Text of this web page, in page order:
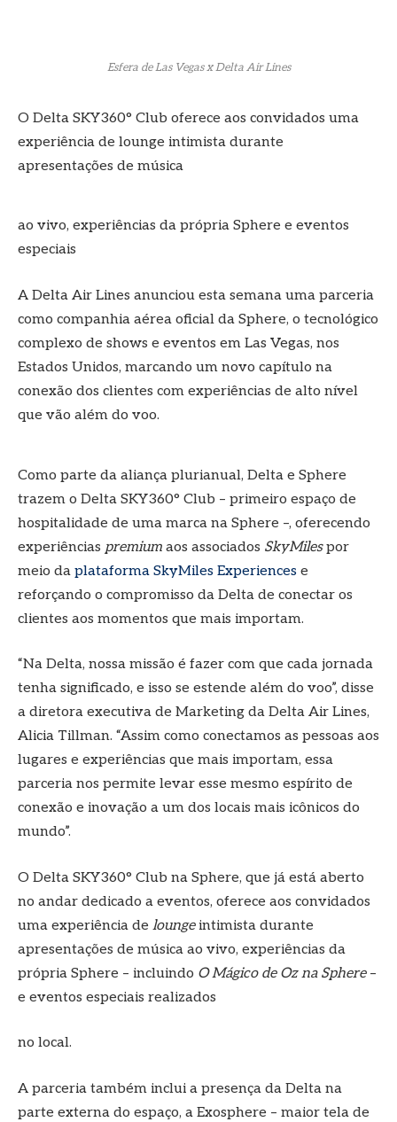
Esfera de Las Vegas x Delta Air Lines
O Delta SKY360° Club oferece aos convidados uma
experiência de lounge intimista durante
apresentações de música
ao vivo, experiências da própria Sphere e eventos
especiais
A Delta Air Lines anunciou esta semana uma parceria
como companhia aérea oficial da Sphere, o tecnológico
complexo de shows e eventos em Las Vegas, nos
Estados Unidos, marcando um novo capítulo na
conexão dos clientes com experiências de alto nível
que vão além do voo.
Como parte da aliança plurianual, Delta e Sphere
trazem o Delta SKY360° Club – primeiro espaço de
hospitalidade de uma marca na Sphere –, oferecendo
experiências premium aos associados SkyMilespor
meio da plataforma SkyMiles Experiences e
reforçando o compromisso da Delta de conectar os
clientes aos momentos que mais importam.
“Na Delta, nossa missão é fazer com que cada jornada
tenha significado, e isso se estende além do voo”, disse
a diretora executiva de Marketing da Delta Air Lines,
Alicia Tillman. “Assim como conectamos as pessoas aos
lugares e experiências que mais importam, essa
parceria nos permite levar esse mesmo espírito de
conexão e inovação a um dos locais mais icônicos do
mundo”.
O Delta SKY360° Club na Sphere, que já está aberto
no andar dedicado a eventos, oferece aos convidados
uma experiência de loungeintimista durante
apresentações de música ao vivo, experiências da
própria Sphere – incluindo O Mágico de Oz na Sphere–
e eventos especiais realizados
no local.
A parceria também inclui a presença da Delta na
parte externa do espaço, a Exosphere – maior tela de